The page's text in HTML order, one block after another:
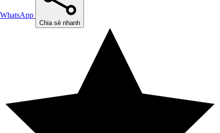
WhatsApp
Chia sẻ nhanh